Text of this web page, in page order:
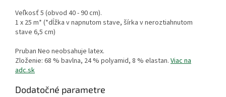
Veľkosť 5 (obvod 40 - 90 cm).
1 x 25 m* (*dĺžka v napnutom stave, šírka v neroztiahnutom
stave 6,5 cm)
Pruban Neo neobsahuje latex.
Zloženie: 68 % bavlna, 24 % polyamid, 8 % elastan. Viac na
adc.sk
Dodatočné parametre